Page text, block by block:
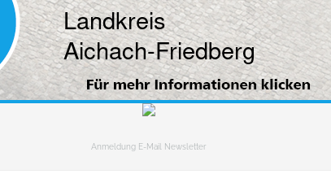
Anmeldung E-Mail Newsletter